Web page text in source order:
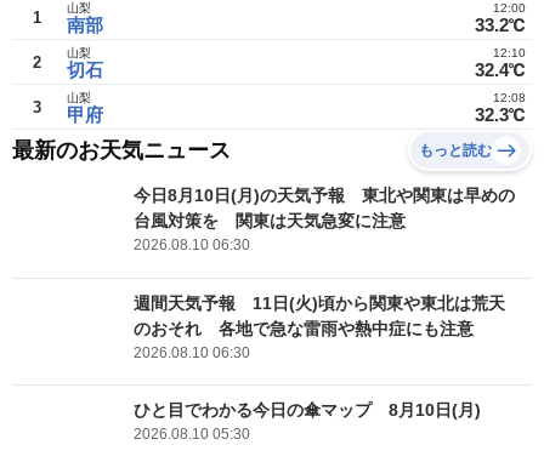
1 南部
山梨
33.2℃
12:00
2 切石
山梨
32.4℃
12:10
3 甲府
山梨
32.3℃
12:08
最新のお天気ニュース もっと読む
今日8月10日(月)の天気予報 東北や関東は早めの
台風対策を 関東は天気急変に注意
2026.08.10 06:30
週間天気予報 11日(火)頃から関東や東北は荒天
のおそれ 各地で急な雷雨や熱中症にも注意
2026.08.10 06:30
ひと目でわかる今日の傘マップ 8月10日(月)
2026.08.10 05:30